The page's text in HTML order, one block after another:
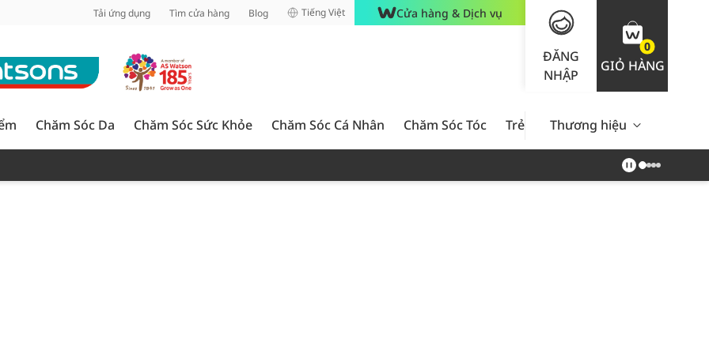
Tải ứng dụng Tìm cửa hàng Blog Tiếng Việt Cửa hàng & Dịch vụ
ĐĂNG
NHẬP
0
GIỎ HÀNG
Chăm Sóc Da Chăm Sóc Sức Khỏe Chăm Sóc Cá Nhân Chăm Sóc Tóc Trẻ Em Nam Giới Chăm Sóc
Thương hiệu